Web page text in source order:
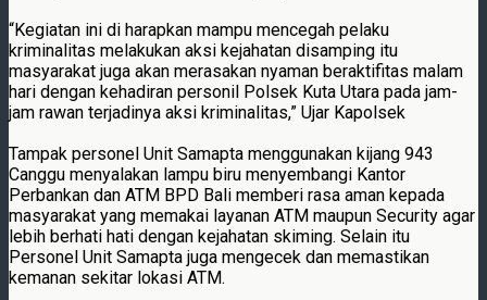
“Kegiatan ini di harapkan mampu mencegah pelaku
kriminalitas melakukan aksi kejahatan disamping itu
masyarakat juga akan merasakan nyaman beraktifitas malam
hari dengan kehadiran personil Polsek Kuta Utara pada jam-
jam rawan terjadinya aksi kriminalitas,” Ujar Kapolsek
Tampak personel Unit Samapta menggunakan kijang 943
Canggu menyalakan lampu biru menyembangi Kantor
Perbankan dan ATM BPD Bali memberi rasa aman kepada
masyarakat yang memakai layanan ATM maupun Security agar
lebih berhati hati dengan kejahatan skiming. Selain itu
Personel Unit Samapta juga mengecek dan memastikan
kemanan sekitar lokasi ATM.